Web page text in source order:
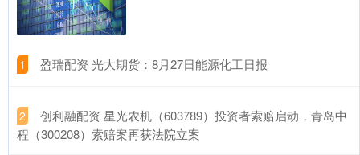
1 ​盈瑞配资 光大期货：8月27日能源化工日报
2
​创利融配资 星光农机（603789）投资者索赔启动，青岛中
程（300208）索赔案再获法院立案